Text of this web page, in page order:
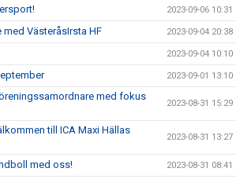
2023-09-06 10:31
VästeråsIrsta HF 2023-09-04 20:38
2023-09-04 10:10
2023-09-01 13:10
med fokus
2023-08-31 15:29
till ICA Maxi Hällas
2023-08-31 13:27
med oss! 2023-08-31 08:41